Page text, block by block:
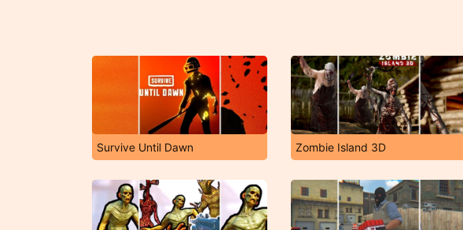
Survive Until Dawn Zombie Island 3D